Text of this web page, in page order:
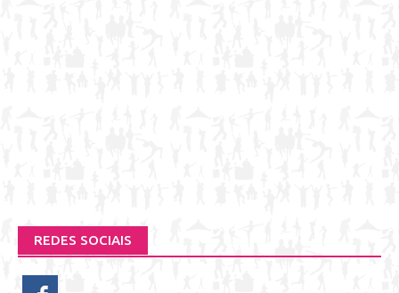
REDES SOCIAIS